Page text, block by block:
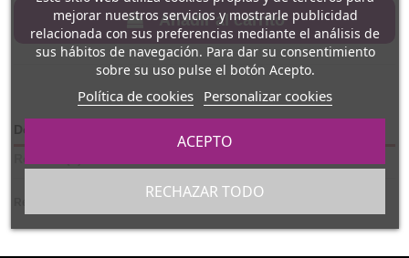
Añadir al carrito
Detalles del producto
mejorar nuestros servicios y mostrarle publicidad
relacionada con sus preferencias mediante el análisis de
sus hábitos de navegación. Para dar su consentimiento
sobre su uso pulse el botón Acepto.
Política de cookies Personalizar cookies
RECHAZAR TODO
ACEPTO